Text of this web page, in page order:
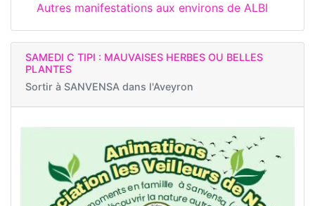
Autres manifestations aux environs de ALBI
SAMEDI C TIPI : MAUVAISES HERBES OU BELLES
PLANTES
Sortir à SANVENSA dans l'Aveyron